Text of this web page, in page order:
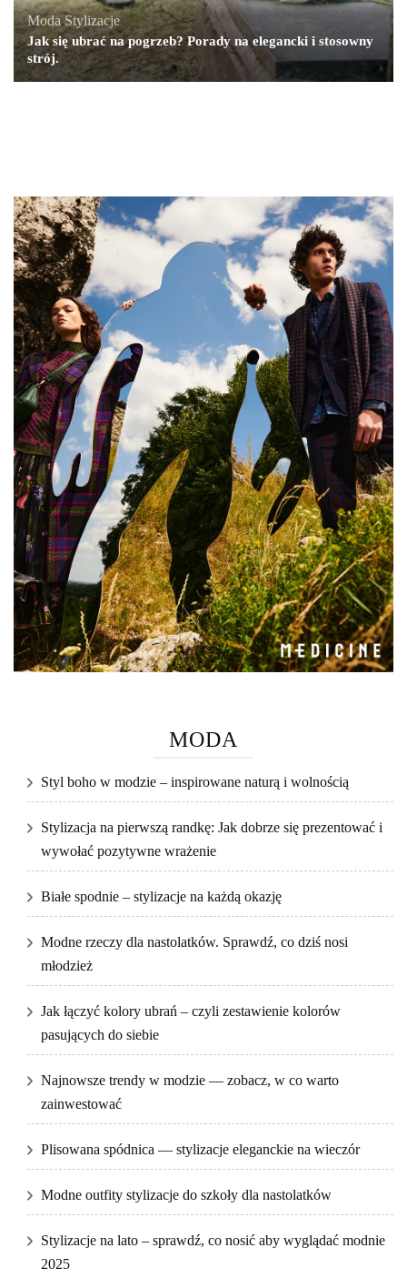
Moda,Stylizacje
Jak się ubrać na pogrzeb? Porady na elegancki i stosowny
strój.
MODA
Styl boho w modzie – inspirowane naturą i wolnością
Stylizacja na pierwszą randkę: Jak dobrze się prezentować i
wywołać pozytywne wrażenie
Białe spodnie – stylizacje na każdą okazję
Modne rzeczy dla nastolatków. Sprawdź, co dziś nosi
młodzież
Jak łączyć kolory ubrań – czyli zestawienie kolorów
pasujących do siebie
Najnowsze trendy w modzie — zobacz, w co warto
zainwestować
Plisowana spódnica — stylizacje eleganckie na wieczór
Modne outfity stylizacje do szkoły dla nastolatków
Stylizacje na lato – sprawdź, co nosić aby wyglądać modnie
2025